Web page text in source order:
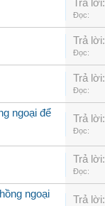
Trả lời:
Đọc:
Trả lời:
Đọc:
Trả lời:
Đọc:
ngoại để
Trả lời:
Đọc:
Trả lời:
Đọc:
ngoại
Trả lời: